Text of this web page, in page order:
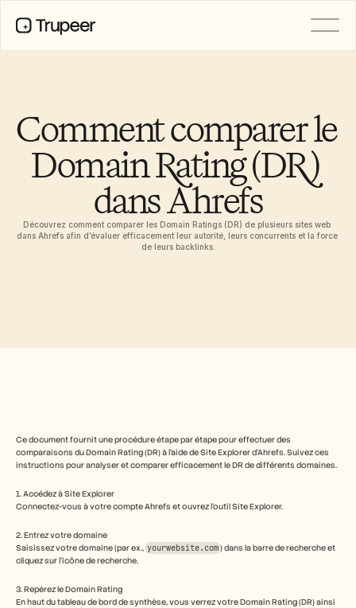
Comment comparer le
Domain Rating (DR)
dans Ahrefs
Découvrez comment comparer les Domain Ratings (DR) de plusieurs sites web
dans Ahrefs afin d’évaluer efficacement leur autorité, leurs concurrents et la force
de leurs backlinks.
Ce document fournit une procédure étape par étape pour effectuer des
comparaisons du Domain Rating (DR) à l’aide de Site Explorer d’Ahrefs. Suivez ces
instructions pour analyser et comparer efficacement le DR de différents domaines.
1. Accédez à Site Explorer
Connectez-vous à votre compte Ahrefs et ouvrez l’outil Site Explorer.
2. Entrez votre domaine
Saisissez votre domaine (par ex., yourwebsite.com) dans la barre de recherche et
cliquez sur l’icône de recherche.
3. Repérez le Domain Rating
En haut du tableau de bord de synthèse, vous verrez votre Domain Rating (DR) ainsi
Traduction
Base de connaissances
Avatars IA
Kits de marque
Enregistrement d’écran par IA
Gestion du changement
Activation des ventes
Pré-vente
Succès client
Formation